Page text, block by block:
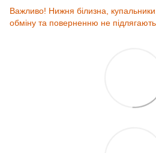
Важливо! Нижня білизна,
обміну та поверненню не підлягають.